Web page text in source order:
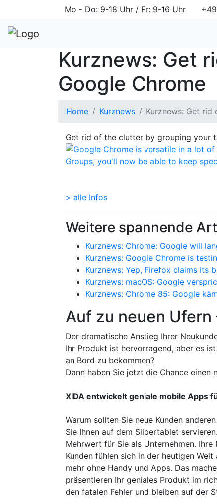
Mo - Do: 9-18 Uhr / Fr: 9-16 Uhr
Kurznews: Get
Google Chrome
Home Kurznews Kurznews: Get
Get rid of the clutter by grouping your
> alle Infos
Weitere spannende
Kurznews: Chrome: Google will
Kurznews: Google Chrome is
Kurznews: Yep, Firefox claims its
Kurznews: macOS: Google
Kurznews: Chrome 85: Google
Auf zu neuen
Der dramatische Anstieg Ihrer
Ihr Produkt ist hervorragend, aber es
an Bord zu bekommen?
Dann haben Sie jetzt die Chance einen
XIDA entwickelt geniale mobile Apps
Warum sollten Sie neue Kunden
Sie Ihnen auf dem Silbertablet
Mehrwert für Sie als Unternehmen. Ihre
Kunden fühlen sich in der heutigen
mehr ohne Handy und Apps. Das
präsentieren Ihr geniales Produkt im
den fatalen Fehler und bleiben auf der